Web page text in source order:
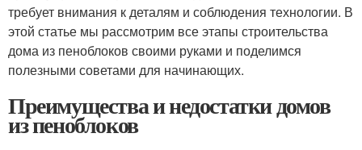
требует внимания к деталям и соблюдения технологии. В
этой статье мы рассмотрим все этапы строительства
дома из пеноблоков своими руками и поделимся
полезными советами для начинающих.
Преимущества и недостатки домов
из пеноблоков